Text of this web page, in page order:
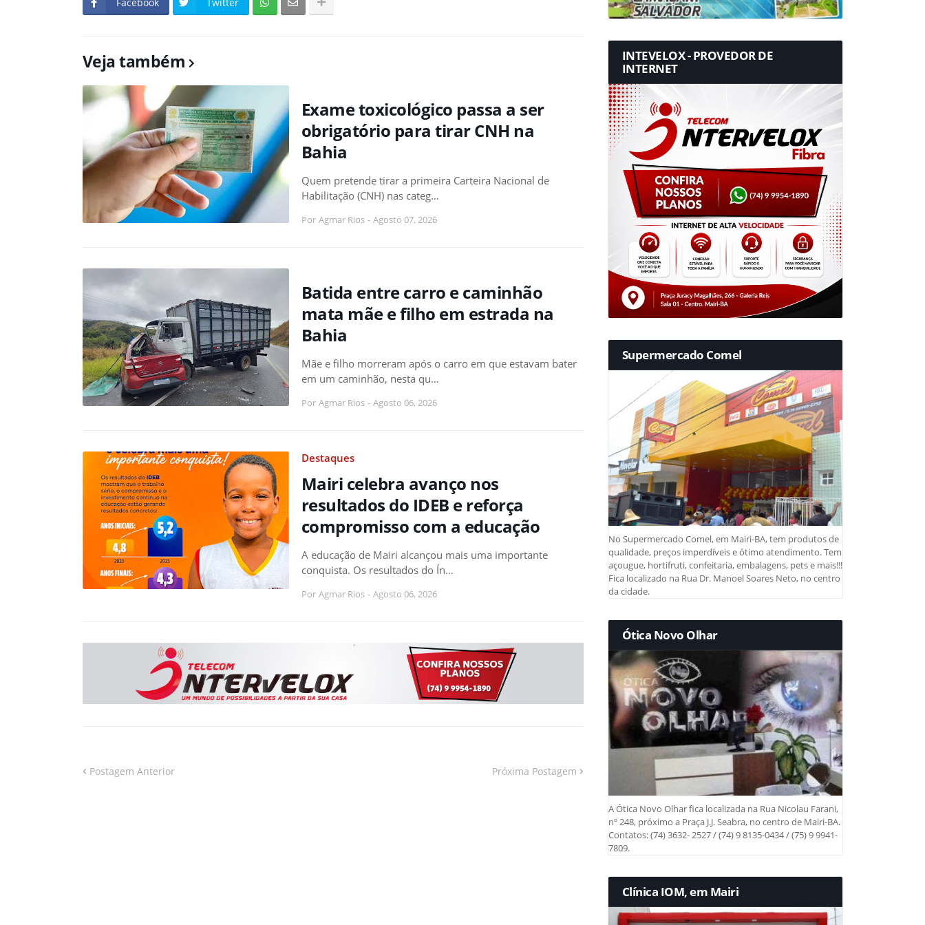
Facebook Twitter
Veja também
Exame toxicológico passa a ser
obrigatório para tirar CNH na
Bahia
Quem pretende tirar a primeira Carteira Nacional de
Habilitação (CNH) nas categ…
Por Agmar Rios - Agosto 07, 2026
Batida entre carro e caminhão
mata mãe e filho em estrada na
Bahia
Mãe e filho morreram após o carro em que estavam bater
em um caminhão, nesta qu…
Por Agmar Rios - Agosto 06, 2026
Destaques
Mairi celebra avanço nos
resultados do IDEB e reforça
compromisso com a educação
A educação de Mairi alcançou mais uma importante
conquista. Os resultados do Ín…
Por Agmar Rios - Agosto 06, 2026
Postagem Anterior Próxima Postagem
INTEVELOX - PROVEDOR DE
INTERNET
Supermercado Comel
No Supermercado Comel, em Mairi-BA, tem produtos de
qualidade, preços imperdíveis e ótimo atendimento. Tem
açougue, hortifruti, confeitaria, embalagens, pets e mais!!!
Fica localizado na Rua Dr. Manoel Soares Neto, no centro
da cidade.
Ótica Novo Olhar
A Ótica Novo Olhar fica localizada na Rua Nicolau Farani,
nº 248, próximo a Praça J.J. Seabra, no centro de Mairi-BA.
Contatos: (74) 3632- 2527 / (74) 9 8135-0434 / (75) 9 9941-
7809.
Clínica IOM, em Mairi